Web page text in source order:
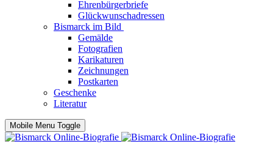
Ehrenbürgerbriefe
Glückwunschadressen
Bismarck im Bild
Gemälde
Fotografien
Karikaturen
Zeichnungen
Postkarten
Geschenke
Literatur
Mobile Menu Toggle